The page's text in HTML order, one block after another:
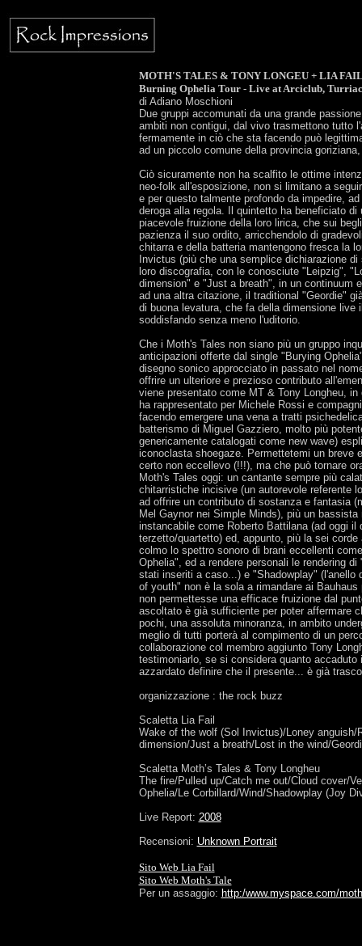
MOTH'S TALES & TONY LONGEU + LIA
Burning Ophelia Tour - Live at Arciclub,
di Adiano Moschioni
Due gruppi accomunati da una grande
ambiti non contigui, dal vivo trasmettono tutto
fermamente in ciò che sta facendo può
ad un piccolo comune della provincia
Ciò sicuramente non ha scalfito le ottime
neo-folk all'esposizione, non si limitano a
e per questo talmente profondo da impedire,
deroga alla regola. Il quintetto ha beneficiato
piacevole fruizione della loro lirica, che sui
pazienza il suo ordito, arricchendolo di
chitarra e della batteria mantengono fresca la
Invictus (più che una semplice dichiarazione
loro discografia, con le conosciute "Leipzig",
dimension" e "Just a breath", in un continuum
ad una altra citazione, il traditional "Geordie"
di buona levatura, che fa della dimensione
soddisfando senza meno l'uditorio.
Che i Moth's Tales non siano più un gruppo
anticipazioni offerte dal single "Burying
disegno sonico approcciato in passato nel
offrire un ulteriore e prezioso contributo
viene presentato come MT & Tony Longheu,
ha rappresentato per Michele Rossi e
facendo emergere una vena a tratti
batterismo di Miguel Gazziero, molto più
genericamente catalogati come new wave)
iconoclasta shoegaze. Permettetemi un breve
certo non eccellevo (!!!), ma che può tornare
Moth's Tales oggi: un cantante sempre più
chitarristiche incisive (un autorevole referente
ad offrire un contributo di sostanza e fantasia
Mel Gaynor nei Simple Minds), più un
instancabile come Roberto Battilana (ad oggi
terzetto/quartetto) ed, appunto, più la sei
colmo lo spettro sonoro di brani eccellenti
Ophelia", ed a rendere personali le rendering
stati inseriti a caso...) e "Shadowplay"
of youth" non è la sola a rimandare ai
non permettesse una efficace fruizione dal
ascoltato è già sufficiente per poter affermare
pochi, una assoluta minoranza, in ambito
meglio di tutti porterà al compimento di un
collaborazione col membro aggiunto Tony
testimoniarlo, se si considera quanto
azzardato definire che il presente... è già
organizzazione : the rock buzz
Scaletta Lia Fail
Wake of the wolf (Sol Invictus)/Loney
dimension/Just a breath/Lost in the wind/
Scaletta Moth’s Tales & Tony Longheu
The fire/Pulled up/Catch me out/Cloud cover/
Ophelia/Le Corbillard/Wind/Shadowplay (Joy
Live Report: 2008
Recensioni: Unknown Portrait
Sito Web Lia Fail
Sito Web Moth's Tale
Per un assaggio: http:/www.myspace.com/